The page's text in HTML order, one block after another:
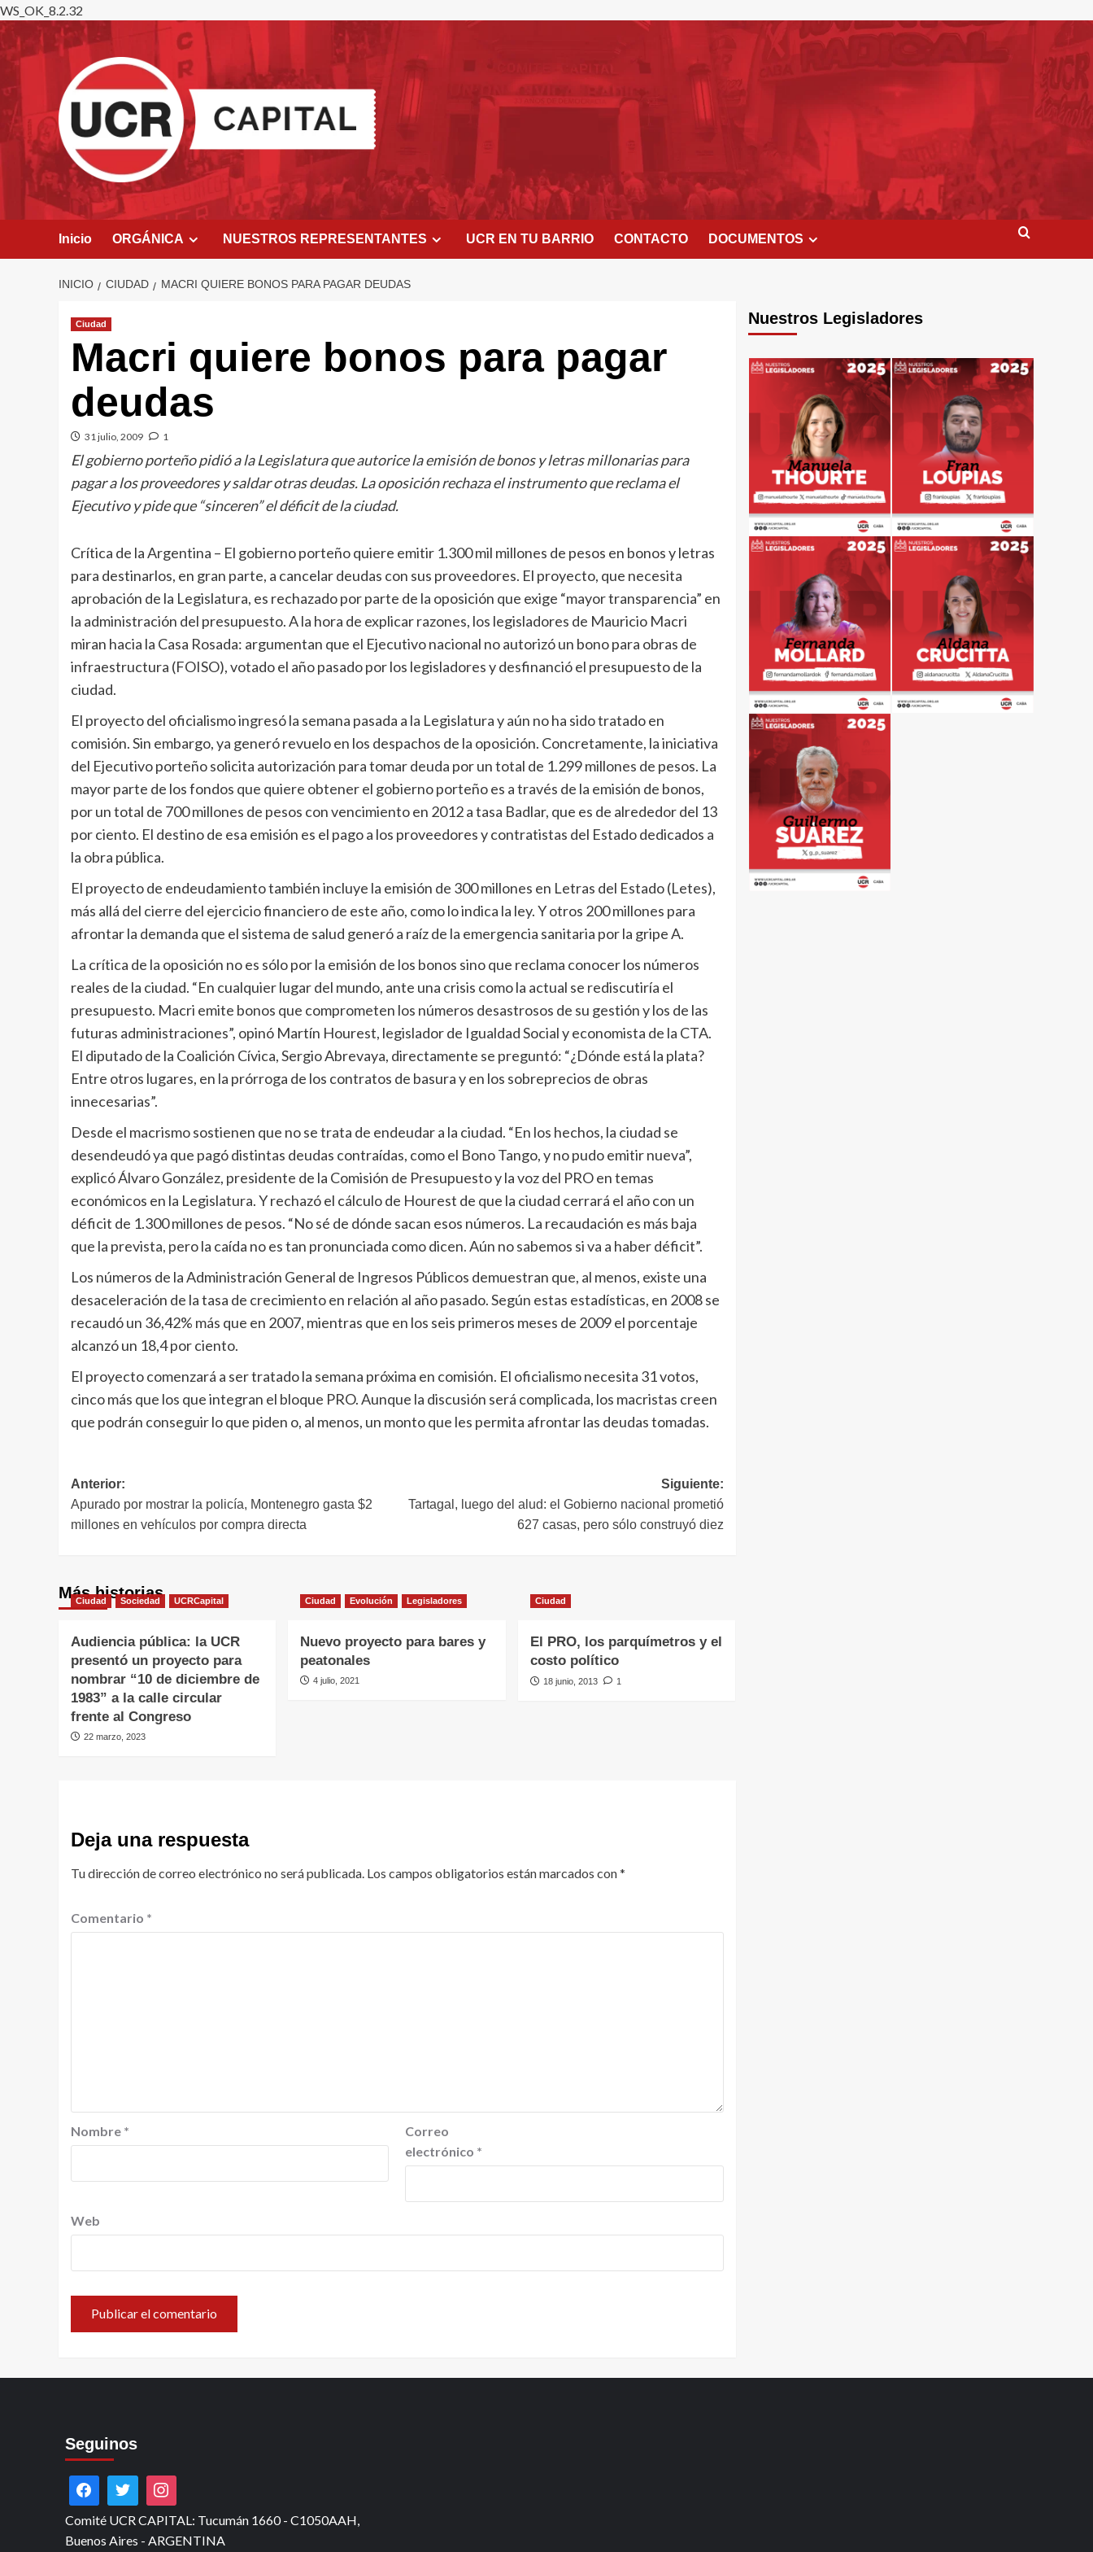
WS_OK_8.2.32
Saltar
al
contenido
Inicio ORGÁNICA NUESTROS REPRESENTANTES UCR EN TU BARRIO CONTACTO DOCUMENTOS
INICIO CIUDAD MACRI QUIERE BONOS PARA PAGAR DEUDAS
Ciudad
Macri quiere bonos para pagar
deudas
31 julio, 2009 1
El gobierno porteño pidió a la Legislatura que autorice la emisión de bonos y letras millonarias para
pagar a los proveedores y saldar otras deudas. La oposición rechaza el instrumento que reclama el
Ejecutivo y pide que “sinceren” el déficit de la ciudad.
Crítica de la Argentina – El gobierno porteño quiere emitir 1.300 mil millones de pesos en bonos y letras
para destinarlos, en gran parte, a cancelar deudas con sus proveedores. El proyecto, que necesita
aprobación de la Legislatura, es rechazado por parte de la oposición que exige “mayor transparencia” en
la administración del presupuesto. A la hora de explicar razones, los legisladores de Mauricio Macri
miran hacia la Casa Rosada: argumentan que el Ejecutivo nacional no autorizó un bono para obras de
infraestructura (FOISO), votado el año pasado por los legisladores y desfinanció el presupuesto de la
ciudad.
El proyecto del oficialismo ingresó la semana pasada a la Legislatura y aún no ha sido tratado en
comisión. Sin embargo, ya generó revuelo en los despachos de la oposición. Concretamente, la iniciativa
del Ejecutivo porteño solicita autorización para tomar deuda por un total de 1.299 millones de pesos. La
mayor parte de los fondos que quiere obtener el gobierno porteño es a través de la emisión de bonos,
por un total de 700 millones de pesos con vencimiento en 2012 a tasa Badlar, que es de alrededor del 13
por ciento. El destino de esa emisión es el pago a los proveedores y contratistas del Estado dedicados a
la obra pública.
El proyecto de endeudamiento también incluye la emisión de 300 millones en Letras del Estado (Letes),
más allá del cierre del ejercicio financiero de este año, como lo indica la ley. Y otros 200 millones para
afrontar la demanda que el sistema de salud generó a raíz de la emergencia sanitaria por la gripe A.
La crítica de la oposición no es sólo por la emisión de los bonos sino que reclama conocer los números
reales de la ciudad. “En cualquier lugar del mundo, ante una crisis como la actual se rediscutiría el
presupuesto. Macri emite bonos que comprometen los números desastrosos de su gestión y los de las
futuras administraciones”, opinó Martín Hourest, legislador de Igualdad Social y economista de la CTA.
El diputado de la Coalición Cívica, Sergio Abrevaya, directamente se preguntó: “¿Dónde está la plata?
Entre otros lugares, en la prórroga de los contratos de basura y en los sobreprecios de obras
innecesarias”.
Desde el macrismo sostienen que no se trata de endeudar a la ciudad. “En los hechos, la ciudad se
desendeudó ya que pagó distintas deudas contraídas, como el Bono Tango, y no pudo emitir nueva”,
explicó Álvaro González, presidente de la Comisión de Presupuesto y la voz del PRO en temas
económicos en la Legislatura. Y rechazó el cálculo de Hourest de que la ciudad cerrará el año con un
déficit de 1.300 millones de pesos. “No sé de dónde sacan esos números. La recaudación es más baja
que la prevista, pero la caída no es tan pronunciada como dicen. Aún no sabemos si va a haber déficit”.
Los números de la Administración General de Ingresos Públicos demuestran que, al menos, existe una
desaceleración de la tasa de crecimiento en relación al año pasado. Según estas estadísticas, en 2008 se
recaudó un 36,42% más que en 2007, mientras que en los seis primeros meses de 2009 el porcentaje
alcanzó un 18,4 por ciento.
El proyecto comenzará a ser tratado la semana próxima en comisión. El oficialismo necesita 31 votos,
cinco más que los que integran el bloque PRO. Aunque la discusión será complicada, los macristas creen
que podrán conseguir lo que piden o, al menos, un monto que les permita afrontar las deudas tomadas.
Navegación
de
Anterior:
Apurado por mostrar la policía, Montenegro gasta $2
millones en vehículos por compra directa
Siguiente:
Tartagal, luego del alud: el Gobierno nacional prometió
627 casas, pero sólo construyó diez
Más historias
Ciudad Sociedad UCRCapital
Audiencia pública: la UCR
presentó un proyecto para
nombrar “10 de diciembre de
1983” a la calle circular
frente al Congreso
22 marzo, 2023
Ciudad Evolución Legisladores
Nuevo proyecto para bares y
peatonales
4 julio, 2021
Ciudad
El PRO, los parquímetros y el
costo político
18 junio, 2013 1
Deja una respuesta
Tu dirección de correo electrónico no será publicada. Los campos obligatorios están marcados con*
Comentario *
Nombre *
Correo
electrónico *
Web
Nuestros Legisladores
Seguinos
Comité UCR CAPITAL: Tucumán 1660 - C1050AAH,
Buenos Aires - ARGENTINA